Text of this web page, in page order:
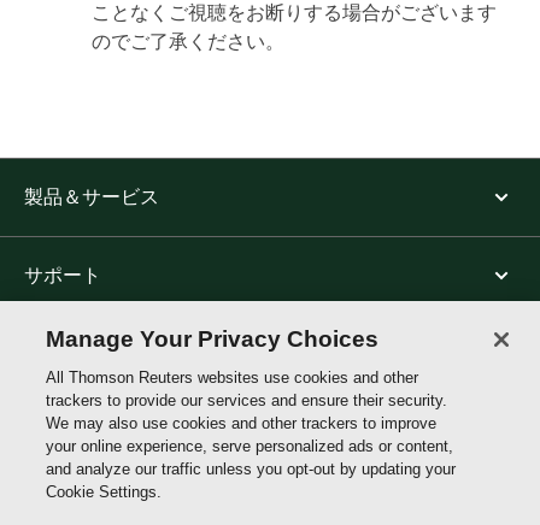
ことなくご視聴をお断りする場合がございます
のでご了承ください。
製品＆サービス
サポート
トムソン・ロイターについて
公式SNS
Manage Your Privacy Choices
All Thomson Reuters websites use cookies and other
trackers to provide our services and ensure their security.
We may also use cookies and other trackers to improve
your online experience, serve personalized ads or content,
and analyze our traffic unless you opt-out by updating your
Cookie Settings.